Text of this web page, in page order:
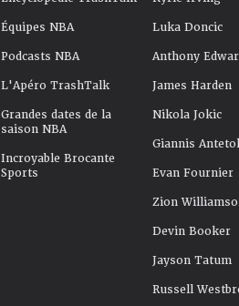
Équipes NBA
Podcasts NBA
L'Apéro TrashTalk
Grandes dates de la
saison NBA
Incroyable Brocante
Sports
Luka Doncic
Anthony
James Harden
Nikola Jokic
Giannis
Evan Fournier
Zion
Devin Booker
Jayson Tatum
Russell